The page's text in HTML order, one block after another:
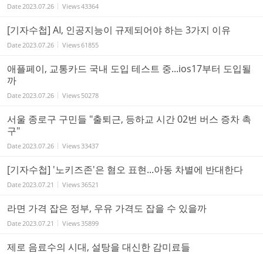
Date 2023.07.26 Views43364
[기자수첩] AI, 인공지능이 규제되어야 하는 3가지 이유
Date 2023.07.26 Views61855
애플페이, 교통카드 국내 도입 테스트 중...ios17부터 도입될
까
Date 2023.07.26 Views 50278
서울 종로구 구민들 "출퇴근, 등하교 시간 02번 버스 증차 촉
구"
Date 2023.07.26 Views 33437
[기자수첩] '노키즈존'은 혐오 표현...아동 차별에 반대한다
Date 2023.07.21 Views 36521
라면 가격 잡은 정부, 우유 가격도 잡을 수 있을까
Date 2023.07.21 Views 35899
제로 음료수의 시대, 설탕을 대신한 감미료들